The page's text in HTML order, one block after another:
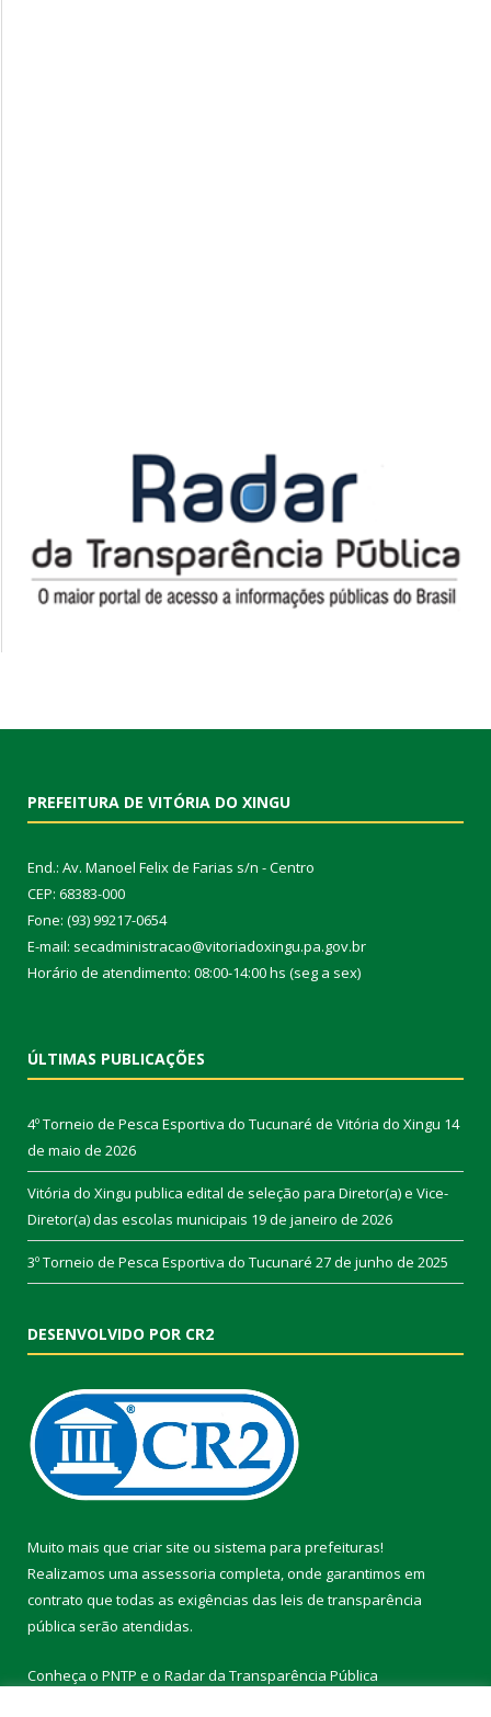
PREFEITURA DE VITÓRIA DO XINGU
End.: Av. Manoel Felix de Farias s/n - Centro
CEP: 68383-000
Fone: (93) 99217-0654
E-mail: secadministracao@vitoriadoxingu.pa.gov.br
Horário de atendimento: 08:00-14:00 hs (seg a sex)
ÚLTIMAS PUBLICAÇÕES
4º Torneio de Pesca Esportiva do Tucunaré de Vitória do Xingu 14
de maio de 2026
Vitória do Xingu publica edital de seleção para Diretor(a) e Vice-
Diretor(a) das escolas municipais 19 de janeiro de 2026
3º Torneio de Pesca Esportiva do Tucunaré 27 de junho de 2025
DESENVOLVIDO POR CR2
Muito mais que criar site ou sistema para prefeituras!
Realizamos uma assessoria completa, onde garantimos em
contrato que todas as exigências das leis de transparência
pública serão atendidas.
Conheça o PNTP e o Radar da Transparência Pública